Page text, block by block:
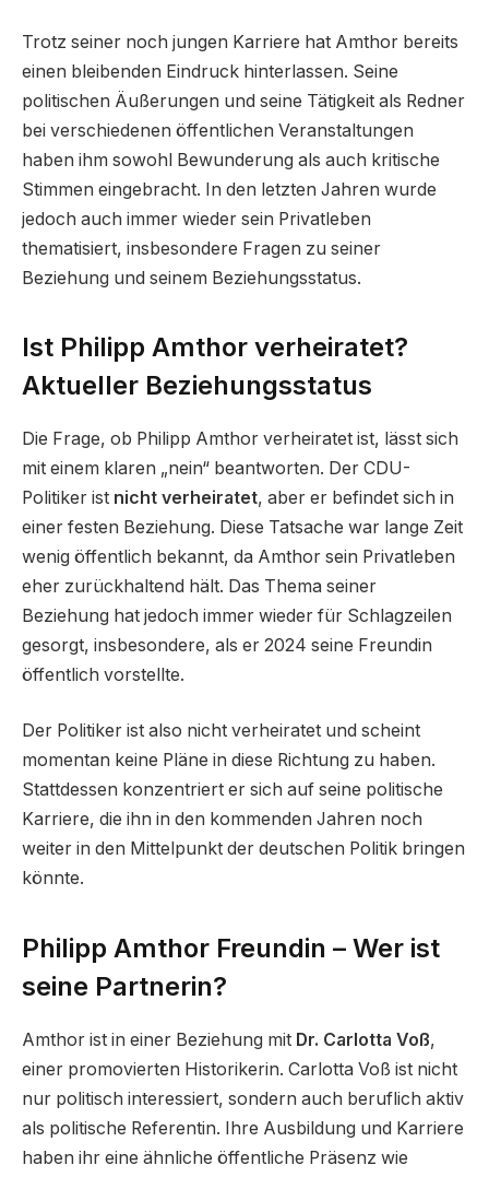
Trotz seiner noch jungen Karriere hat Amthor bereits
einen bleibenden Eindruck hinterlassen. Seine
politischen Äußerungen und seine Tätigkeit als Redner
bei verschiedenen öffentlichen Veranstaltungen
haben ihm sowohl Bewunderung als auch kritische
Stimmen eingebracht. In den letzten Jahren wurde
jedoch auch immer wieder sein Privatleben
thematisiert, insbesondere Fragen zu seiner
Beziehung und seinem Beziehungsstatus.
Ist Philipp Amthor verheiratet?
Aktueller Beziehungsstatus
Die Frage, ob Philipp Amthor verheiratet ist, lässt sich
mit einem klaren „nein“ beantworten. Der CDU-
Politiker ist nicht verheiratet, aber er befindet sich in
einer festen Beziehung. Diese Tatsache war lange Zeit
wenig öffentlich bekannt, da Amthor sein Privatleben
eher zurückhaltend hält. Das Thema seiner
Beziehung hat jedoch immer wieder für Schlagzeilen
gesorgt, insbesondere, als er 2024 seine Freundin
öffentlich vorstellte.
Der Politiker ist also nicht verheiratet und scheint
momentan keine Pläne in diese Richtung zu haben.
Stattdessen konzentriert er sich auf seine politische
Karriere, die ihn in den kommenden Jahren noch
weiter in den Mittelpunkt der deutschen Politik bringen
könnte.
Philipp Amthor Freundin – Wer ist
seine Partnerin?
Amthor ist in einer Beziehung mit Dr. Carlotta Voß,
einer promovierten Historikerin. Carlotta Voß ist nicht
nur politisch interessiert, sondern auch beruflich aktiv
als politische Referentin. Ihre Ausbildung und Karriere
haben ihr eine ähnliche öffentliche Präsenz wie